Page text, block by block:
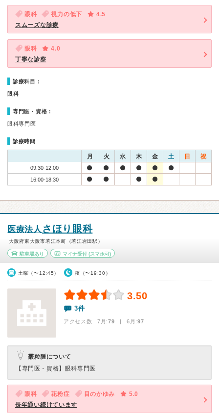
眼科 視力の低下
4.5
スムーズな診療
眼科
4.0
丁寧な診察
診療科目：
眼科
専門医・資格：
眼科専門医
診療時間
月 火 水 木 金 土 日 祝
09:30-12:00
16:00-18:30
医療法人 さほり眼科
大阪府東大阪市若江本町（若江岩田駅）
駐車場あり マイナ受付(スマホ可)
土曜（〜12:45） 夜（〜19:30）
3.50
3件
アクセス数 7月:79 | 6月:97
霰粒腫について
【専門医・資格】 眼科専門医
眼科 花粉症 目のかゆみ
5.0
長年通い続けています